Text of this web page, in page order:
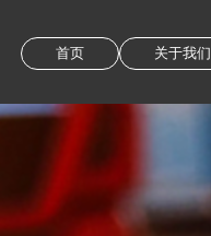
首页 关于我们